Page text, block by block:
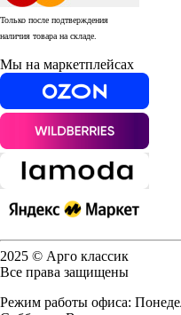
Только после подтверждения
наличия товара на складе.
Мы на маркетплейсах
2025 © Арго классик
Все права защищены
Режим работы офиса: